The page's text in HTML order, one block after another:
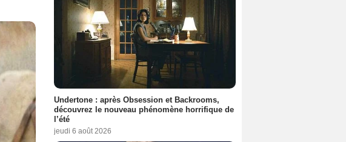
Undertone : après Obsession et Backrooms,
découvrez le nouveau phénomène horrifique de
l’été
jeudi 6 août 2026